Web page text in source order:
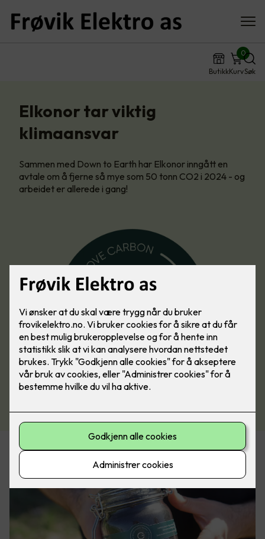
ButikkKurv
0
Søk
Elkonor tar viktig
klimaansvar
Sammen med Down to Earth har Elkonor inngått en
avtale om å fjerne så mye som 50 tonn CO2 i 2024 - og
arbeidet er allerede i gang!